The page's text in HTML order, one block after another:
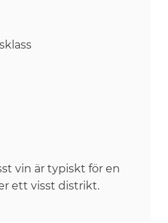
vin är typiskt för en
ett visst distrikt.